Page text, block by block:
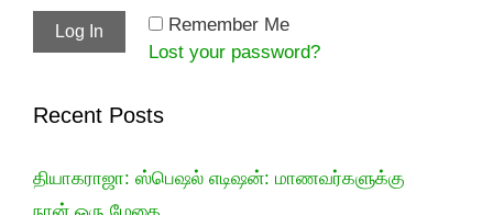
Remember Me
Lost your password?
Recent Posts
தியாகராஜா: ஸ்பெஷல் எடிஷன்: மாணவர்களுக்கு